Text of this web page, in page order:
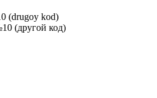
(drugoy kod)
(другой код)